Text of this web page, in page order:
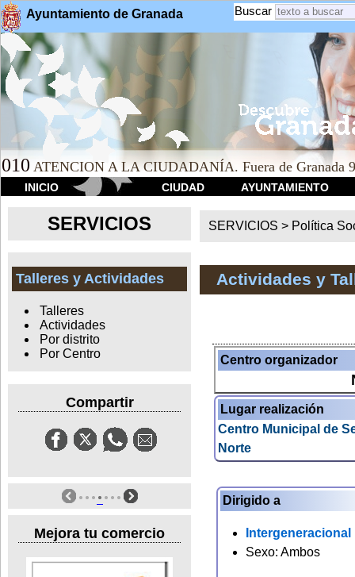
Ayuntamiento de Granada Buscar
010 ATENCION A LA CIUDADANÍA. Fuera de Granada
INICIO CIUDAD AYUNTAMIENTO
SERVICIOS
Talleres y Actividades
Talleres
Actividades
Por distrito
Por Centro
Compartir
Mejora tu comercio
SERVICIOS > Política
Actividades y
Centro organizador
Lugar realización
Centro Municipal de
Norte
Dirigido a
Intergeneracional
Sexo: Ambos